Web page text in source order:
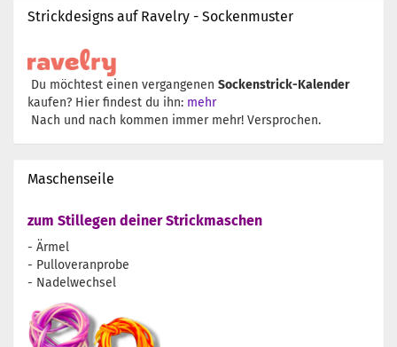
Strickdesigns auf Ravelry - Sockenmuster
Du möchtest einen vergangenen Sockenstrick-Kalender
kaufen? Hier findest du ihn: mehr
Nach und nach kommen immer mehr! Versprochen.
Maschenseile
zum Stillegen deiner Strickmaschen
- Ärmel
- Pulloveranprobe
- Nadelwechsel